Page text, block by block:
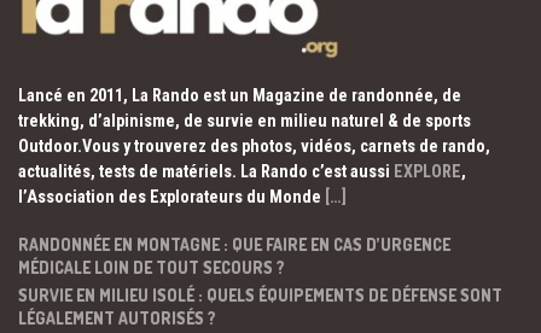
Lancé en 2011, La Rando est un Magazine de randonnée, de
trekking, d’alpinisme, de survie en milieu naturel & de sports
Outdoor.Vous y trouverez des photos, vidéos, carnets de rando,
actualités, tests de matériels. La Rando c’est aussi EXPLORE,
l’Association des Explorateurs du Monde […]
RANDONNÉE EN MONTAGNE : QUE FAIRE EN CAS D’URGENCE
MÉDICALE LOIN DE TOUT SECOURS ?
SURVIE EN MILIEU ISOLÉ : QUELS ÉQUIPEMENTS DE DÉFENSE SONT
LÉGALEMENT AUTORISÉS ?